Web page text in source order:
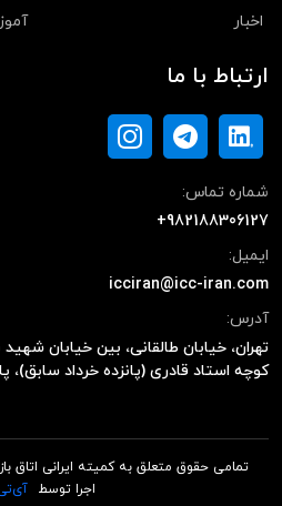
اخبار
ارتباط با ما
شماره تماس:
+982188306127
ایمیل:
icciran@icc-iran.com
آدرس:
تهران، خیابان طالقانی، بین خیابان
کوچه استاد قادری (پانزده خرداد سابق)، پلاک ۶، طبقه
تمامی حقوق متعلق به کمیته ایرانی اتاق
اجرا توسط